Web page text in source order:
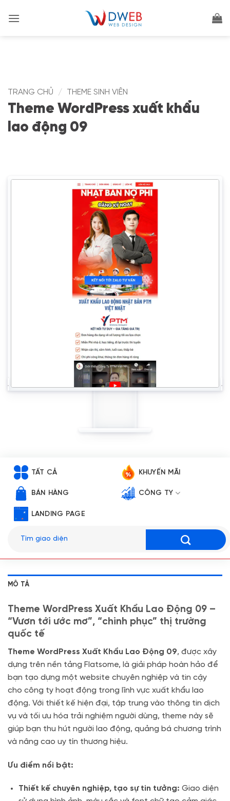
qua
TRANG CHỦ / THEME SINH VIÊN
Theme WordPress xuất khẩu
lao động 09
TẤT CẢ KHUYẾN MÃI
BÁN HÀNG CÔNG TY
LANDING PAGE
kiếm:
MÔ TẢ
Theme WordPress Xuất Khẩu Lao Động 09 –
“Vươn tới ước mơ”, “chinh phục” thị trường
quốc tế
Theme WordPress Xuất Khẩu Lao Động 09, được xây
dựng trên nền tảng Flatsome, là giải pháp hoàn hảo để
bạn tạo dựng một website chuyên nghiệp và tin cậy
cho công ty hoạt động trong lĩnh vực xuất khẩu lao
động. Với thiết kế hiện đại, tập trung vào thông tin dịch
vụ và tối ưu hóa trải nghiệm người dùng, theme này sẽ
giúp bạn thu hút người lao động, quảng bá chương trình
và nâng cao uy tín thương hiệu.
Ưu điểm nổi bật:
Thiết kế chuyên nghiệp, tạo sự tin tưởng: Giao diện